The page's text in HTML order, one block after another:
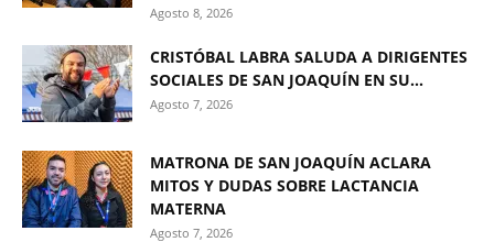
Agosto 8, 2026
CRISTÓBAL LABRA SALUDA A DIRIGENTES
SOCIALES DE SAN JOAQUÍN EN SU...
Agosto 7, 2026
MATRONA DE SAN JOAQUÍN ACLARA
MITOS Y DUDAS SOBRE LACTANCIA
MATERNA
Agosto 7, 2026